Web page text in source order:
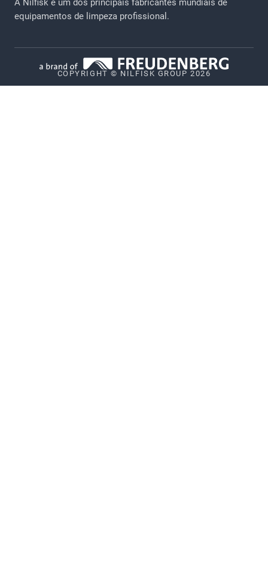
Emprego
Aviso legal
Política de cookies
Política de comunicação de vulnerabilidades
A Nilfisk é um dos principais fabricantes mundiais de
equipamentos de limpeza profissional.
COPYRIGHT © NILFISK GROUP 2026